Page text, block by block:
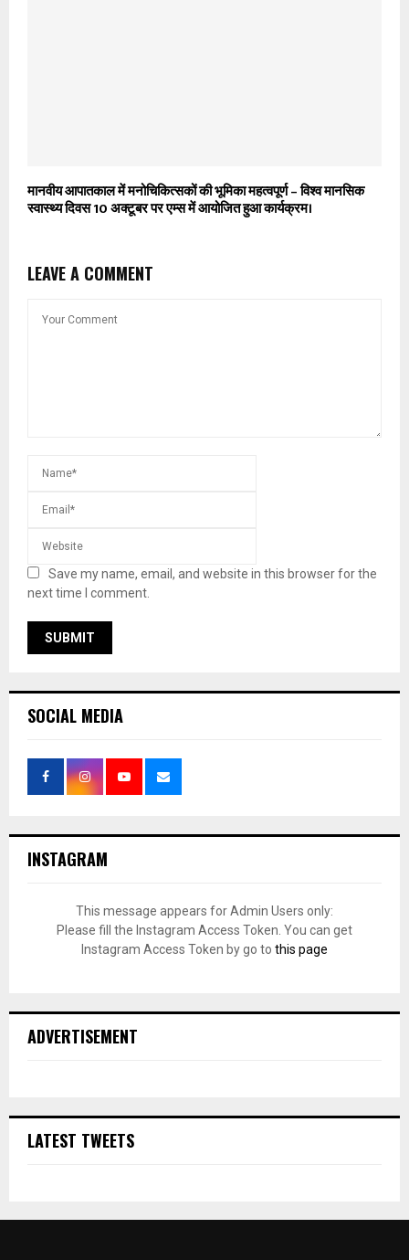
मानवीय आपातकाल में मनोचिकित्सकों की भूमिका महत्वपूर्ण – विश्व मानसिक
स्वास्थ्य दिवस 10 अक्टूबर पर एम्स में आयोजित हुआ कार्यक्रम।
LEAVE A COMMENT
Save my name, email, and website in this browser for the
next time I comment.
SOCIAL MEDIA
INSTAGRAM
This message appears for Admin Users only:
Please fill the Instagram Access Token. You can get
Instagram Access Token by go to this page
ADVERTISEMENT
LATEST TWEETS